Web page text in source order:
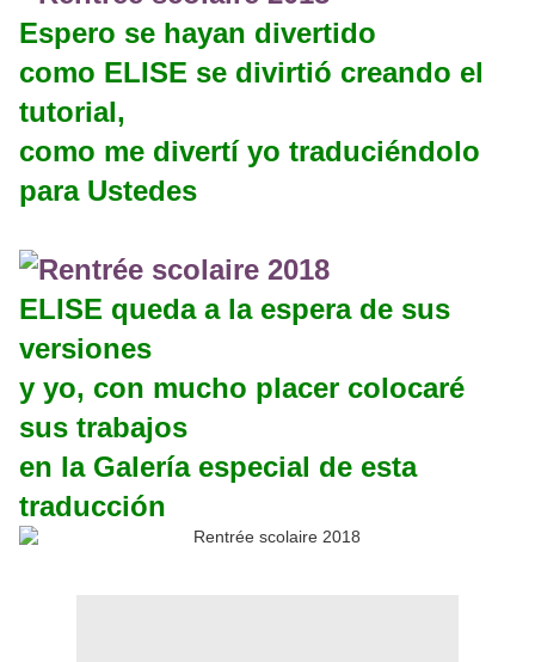
Espero se hayan divertido
como ELISE se divirtió creando el
tutorial,
como me divertí yo traduciéndolo
para Ustedes
ELISE queda a la espera de sus
versiones
y yo, con mucho placer colocaré
sus trabajos
en la Galería especial de esta
traducción